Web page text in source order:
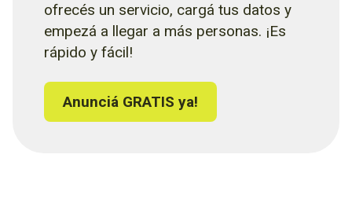
ofrecés un servicio, cargá tus datos y
empezá a llegar a más personas. ¡Es
rápido y fácil!
Anunciá GRATIS ya!